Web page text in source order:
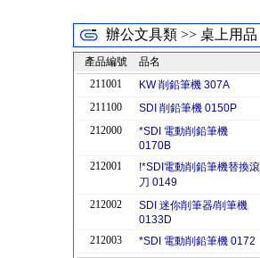
辦公文具類 >> 桌上用品
產品編號 品名
211001
KW 削鉛筆機 307A
211100
SDI 削鉛筆機 0150P
212000
*SDI 電動削鉛筆機
0170B
212001
!*SDI電動削鉛筆機替換滾
刀 0149
212002
SDI 迷你削筆器/削筆機
0133D
212003 *SDI 電動削鉛筆機 0172